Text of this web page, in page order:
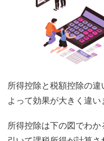
所得控除と税額控除の違
よって効果が大きく違い
所得控除は下の図でわ